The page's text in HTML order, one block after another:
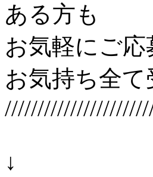
ある方も
お気軽にご
お気持ち全
↓